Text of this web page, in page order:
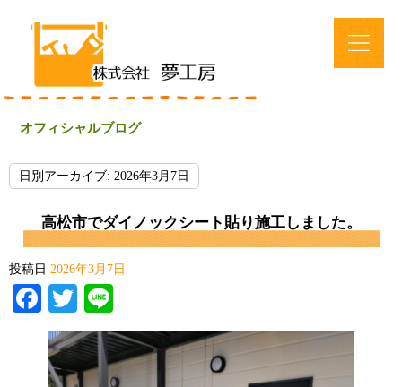
オフィシャルブログ
日別アーカイブ: 2026年3月7日
高松市でダイノックシート貼り施工しました。
投稿日 2026年3月7日
Facebook
Twitter